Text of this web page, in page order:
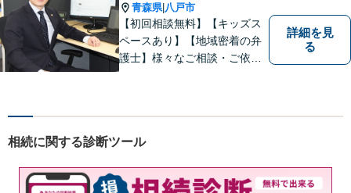
青森県| 八戸市
【初回相談無料】【キッズス
ペースあり】【地域密着の弁
護士】様々なご相談・ご依頼
詳細を見
る
相続に関する診断ツール